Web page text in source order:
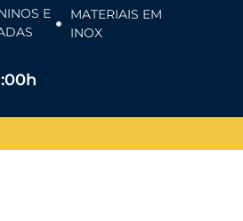
E
MATERIAIS EM
INOX